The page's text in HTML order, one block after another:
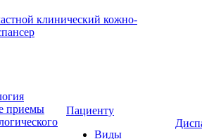
приемы
Пациенту
Виды